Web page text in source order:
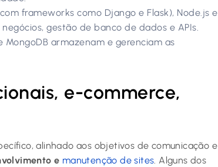
frameworks como Django e Flask), Node.js e
gestão de banco de dados e APIs.
MongoDB armazenam e gerenciam as
e-commerce,
alinhado aos objetivos de comunicação e
e manutenção de sites. Alguns dos